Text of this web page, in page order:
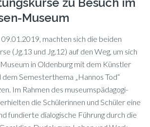
Museum
mach­ten sich die bei­den
(Jg.13 und Jg.12) auf den Weg, um sich
in Ol­den­burg mit dem Künst­ler
Se­mes­ter­the­ma „Han­nos Tod“
Im Rah­men des mu­se­ums­päd­ago­gi­
die Schü­le­rin­nen und Schü­ler eine
fun­dier­te dia­lo­gi­sche Füh­rung durch die